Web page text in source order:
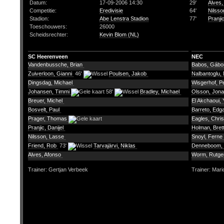
Datum:
17-09-2006 14:30
Competitie:
Eredivisie
Stadion:
Abe Lenstra Stadion
Toeschouwers:
26000
Scheidsrechter:
Kevin Blom (NL)
29'
Alves,
64'
77'
SC Heerenveen
NEC
Vandenbussche, Brian
Zuiverloon, Gianni 46'
Poulsen, Jakob
Dingsdag, Michael
Johansen, Timmi
58'
Bradley, Michael
Breuer, Michel
Bosvelt, Paul
Prager, Thomas
Pranjic, Danijel
Nilsson, Lasse
Friend, Rob 73'
Tarvajärvi, Niklas
Alves, Afonso
Babos,
Nalbantoglu,
Wisgerhof,
Olsson,
El Akchaoui,
Barreto,
Eagles,
Holman,
Snoyl, Ferne
Worm,
Trainer: Gertjan Verbeek Trainer: